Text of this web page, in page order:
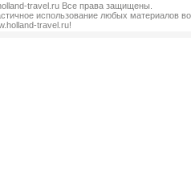
travel.ru Все права защищены.
использование любых материалов
travel.ru!